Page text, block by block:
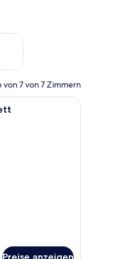
Wochenende, Aug.
von 7 von 7 Zimmern
Lampe und einer
mit einem großen Bett,